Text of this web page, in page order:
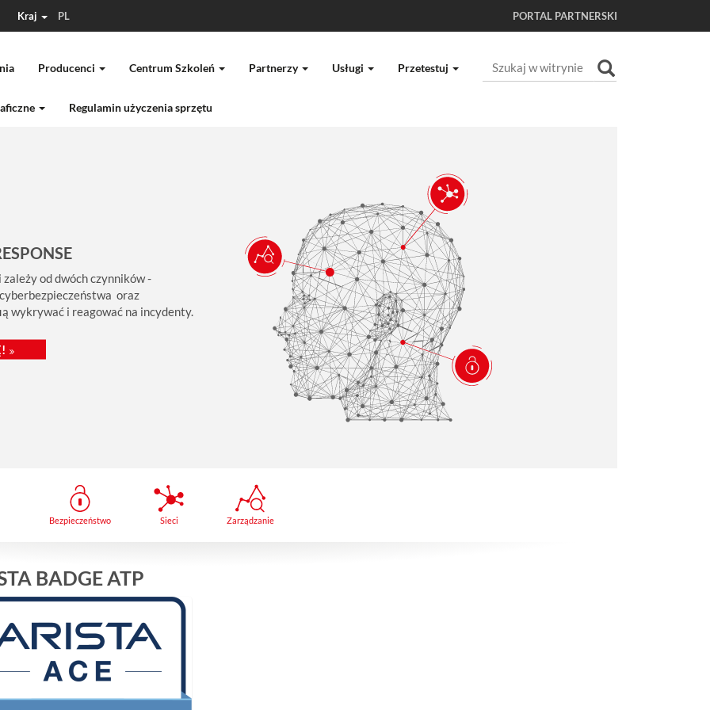
Kraj PL PORTAL PARTNERSKI
Producenci Centrum Szkoleń Partnerzy Usługi Przetestuj
Regulamin użyczenia sprzętu
Szukaj
od dwóch czynników -
oraz
wykrywać i reagować na incydenty.
Bezpieczeństwo Sieci Zarządzanie
BADGE ATP